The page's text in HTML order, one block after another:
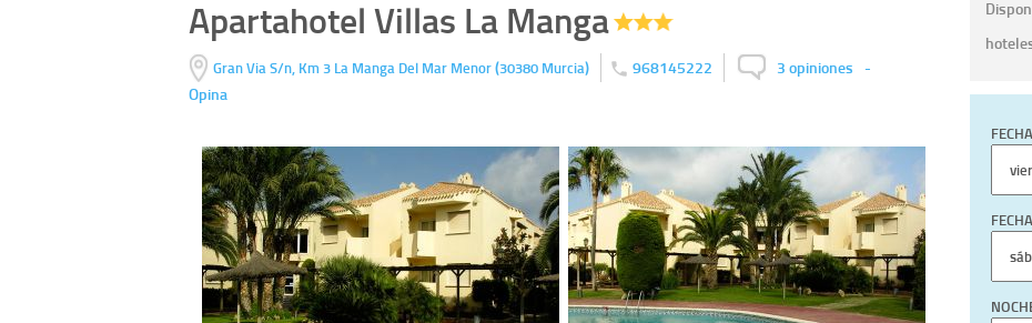
Apartahotel Villas La Manga
Gran Via S/n, Km 3 La Manga Del Mar Menor(30380 Murcia) 968145222 3 opiniones -
Opina